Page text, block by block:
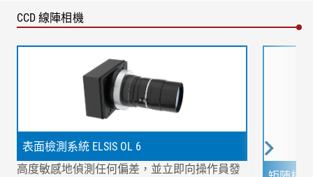
CCD 線陣相機
表面檢測系統 ELSIS OL 6
高度敏感地偵測任何偏差，並立即向操作員發